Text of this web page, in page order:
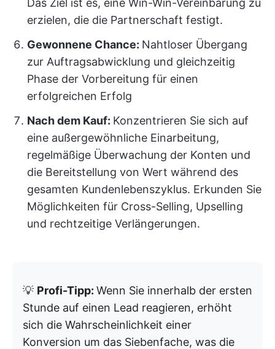
Das Ziel ist es, eine Win-Win-Vereinbarung zu
erzielen, die die Partnerschaft festigt.
Gewonnene Chance: Nahtloser Übergang
zur Auftragsabwicklung und gleichzeitig
Phase der Vorbereitung für einen
erfolgreichen Erfolg
Nach dem Kauf: Konzentrieren Sie sich auf
eine außergewöhnliche Einarbeitung,
regelmäßige Überwachung der Konten und
die Bereitstellung von Wert während des
gesamten Kundenlebenszyklus. Erkunden Sie
Möglichkeiten für Cross-Selling, Upselling
und rechtzeitige Verlängerungen.
💡 Profi-Tipp: Wenn Sie innerhalb der ersten
Stunde auf einen Lead reagieren, erhöht
sich die Wahrscheinlichkeit einer
Konversion um das Siebenfache, was die